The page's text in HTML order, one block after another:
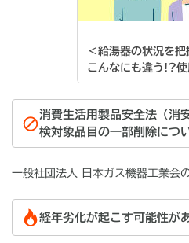
＜給湯器の状況を把
こんなにも違う!?
消費生活用製品安全法（消
検対象品目の一部削除につ
一般社団法人 日本ガス機器工業会
経年劣化が起こす可能性が